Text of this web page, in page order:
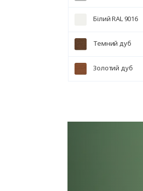
Білий RAL 9016
Темний дуб
Золотий дуб